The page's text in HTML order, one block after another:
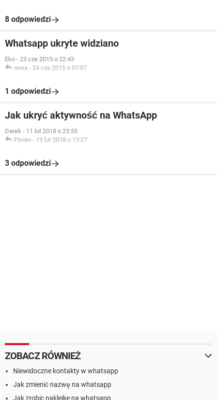
8 odpowiedzi
Whatsapp ukryte widziano
Eko - 23 cze 2015 o 22:43
onea - 24 cze 2015 o 07:07
1 odpowiedzi
Jak ukryć aktywność na WhatsApp
Darek - 11 lut 2018 o 23:55
Floreo - 13 lut 2018 o 13:27
3 odpowiedzi
ZOBACZ RÓWNIEŻ
Niewidoczne kontakty w whatsapp
Jak zmienić nazwę na whatsapp
Jak zrobic naklejke na whatsapp